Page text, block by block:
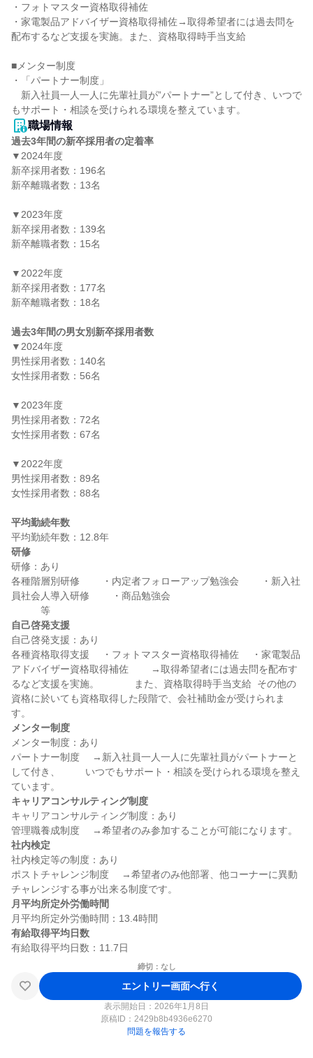
・フォトマスター資格取得補佐
・家電製品アドバイザー資格取得補佐→取得希望者には過去問を
配布するなど支援を実施。また、資格取得時手当支給
■メンター制度
・「パートナー制度」
新入社員一人一人に先輩社員が”パートナー”として付き、いつで
職場情報
過去3年間の新卒採用者の定着率
▼2024年度
新卒採用者数：196名
新卒離職者数：13名
▼2023年度
新卒採用者数：139名
新卒離職者数：15名
▼2022年度
新卒採用者数：177名
新卒離職者数：18名
過去3年間の男女別新卒採用者数
▼2024年度
男性採用者数：140名
女性採用者数：56名
▼2023年度
男性採用者数：72名
女性採用者数：67名
▼2022年度
男性採用者数：89名
女性採用者数：88名
平均勤続年数
研修
研修：あり
各種階層別研修 　　・内定者フォローアップ勉強会 　　・新入社
員社会人導入研修 　　・商品勉強会
自己啓発支援
自己啓発支援：あり
各種資格取得支援 　・フォトマスター資格取得補佐 　・家電製品
アドバイザー資格取得補佐 　　→取得希望者には過去問を配布す
るなど支援を実施。 　　　 また、資格取得時手当支給  その他の
資格に於いても資格取得した段階で、会社補助金が受けられま
メンター制度
メンター制度：あり
パートナー制度 　→新入社員一人一人に先輩社員がパートナーと
して付き、 　　 いつでもサポート・相談を受けられる環境を整え
キャリアコンサルティング制度
キャリアコンサルティング制度：あり
社内検定
社内検定等の制度：あり
ポストチャレンジ制度 　→希望者のみ他部署、他コーナーに異動
月平均所定外労働時間
有給取得平均日数
締切：なし
エントリー画面へ行く
表示開始日：2026年1月8日
原稿ID： 2429b8b4936e6270
問題を報告する